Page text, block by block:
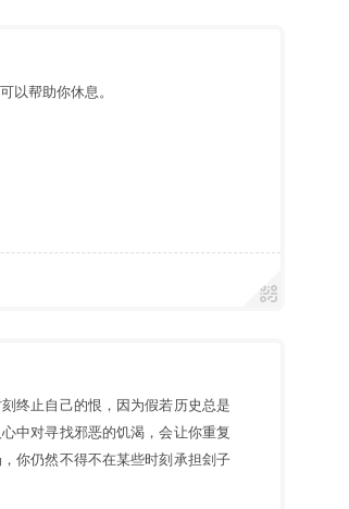
以帮助你休息。
终止自己的恨，因为假若历史总是
中对寻找邪恶的饥渴，会让你重复
你仍然不得不在某些时刻承担刽子